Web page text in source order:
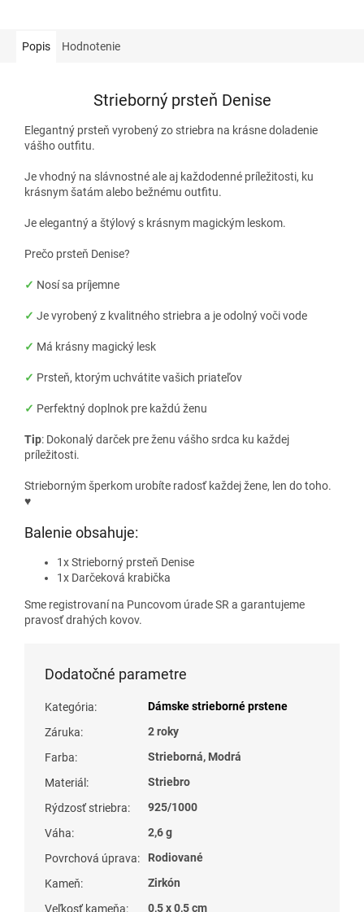
Popis Hodnotenie
Strieborný prsteň Denise
Elegantný prsteň vyrobený zo striebra na krásne doladenie
vášho outfitu.
Je vhodný na slávnostné ale aj každodenné príležitosti, ku
krásnym šatám alebo bežnému outfitu.
Je elegantný a štýlový s krásnym magickým leskom.
Prečo prsteň Denise?
✓ Nosí sa príjemne
✓ Je vyrobený z kvalitného striebra a je odolný voči vode
✓ Má krásny magický lesk
✓ Prsteň, ktorým uchvátite vašich priateľov
✓ Perfektný doplnok pre každú ženu
Tip: Dokonalý darček pre ženu vášho srdca ku každej
príležitosti.
Strieborným šperkom urobíte radosť každej žene, len do toho.
♥
Balenie obsahuje:
1x Strieborný prsteň Denise
1x Darčeková krabička
Sme registrovaní na Puncovom úrade SR a garantujeme
pravosť drahých kovov.
Dodatočné parametre
Kategória:
Dámske strieborné prstene
Záruka:
2 roky
Farba:
Strieborná, Modrá
Materiál :
Striebro
Rýdzosť striebra:
925/1000
Váha:
2,6 g
Povrchová úprava:
Rodiované
Kameň:
Zirkón
Veľkosť kameňa: 0,5 x 0,5 cm